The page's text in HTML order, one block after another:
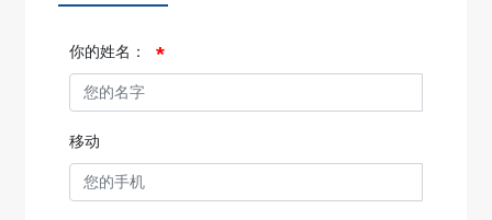
你的姓名：
移动